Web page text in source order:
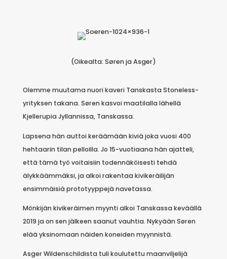
(Oikealta: Søren ja Asger)
Olemme muutama nuori kaveri Tanskasta Stoneless-
yrityksen takana. Søren kasvoi maatilalla lähellä
Kjellerupia Jyllannissa, Tanskassa.
Lapsena hän auttoi keräämään kiviä joka vuosi 400
hehtaarin tilan pelloilla. Jo 15-vuotiaana hän ajatteli,
että tämä työ voitaisiin todennäköisesti tehdä
älykkäämmäksi, ja alkoi rakentaa kivikeräilijän
ensimmäisiä prototyyppejä navetassa.
Mönkijän kivikeräimen myynti alkoi Tanskassa keväällä
2019 ja on sen jälkeen saanut vauhtia. Nykyään Søren
elää yksinomaan näiden koneiden myynnistä.
Asger Wildenschildista tuli koulutettu maanviljelijä